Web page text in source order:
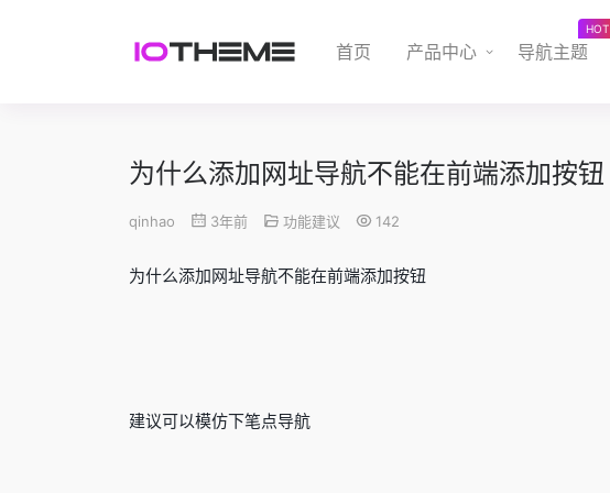
首页 产品中心 导航主题
HOT
为什么添加网址导航不能在前端添加按钮
qinhao 3年前 功能建议 142
为什么添加网址导航不能在前端添加按钮
建议可以模仿下笔点导航